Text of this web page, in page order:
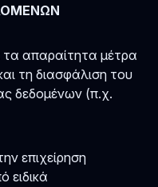
τα απαραίτητα μέτρα
τη διασφάλιση του
δεδομένων (π.χ.
επιχείρηση
ειδικά